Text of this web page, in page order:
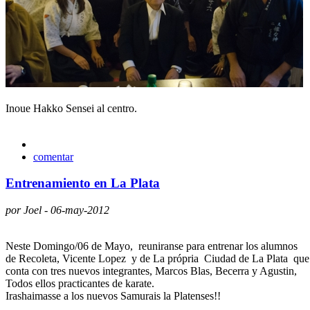
Inoue Hakko Sensei al centro.
comentar
Entrenamiento en La Plata
por Joel - 06-may-2012
Neste Domingo/06 de Mayo, reuniranse para entrenar los alumnos
de Recoleta, Vicente Lopez y de La própria Ciudad de La Plata
conta con tres nuevos integrantes, Marcos Blas, Becerra y Agustin,
Todos ellos practicantes de karate.
Irashaimasse a los nuevos Samurais la Platenses!!